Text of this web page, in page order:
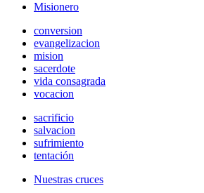
Misionero
conversion
evangelizacion
mision
sacerdote
vida consagrada
vocacion
sacrificio
salvacion
sufrimiento
tentación
Nuestras cruces